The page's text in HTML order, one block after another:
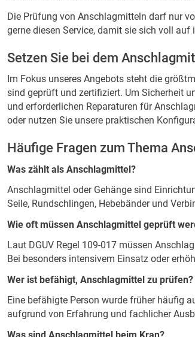
Die Prüfung von Anschlagmitteln darf nur
gerne diesen Service, damit sie sich voll
Setzen Sie bei dem
Im Fokus unseres Angebots steht die
sind geprüft und zertifiziert. Um Sicherheit
und erforderlichen Reparaturen für
oder nutzen Sie unsere praktischen
Häufige Fragen zum Thema
Was zählt als Anschlagmittel?
Anschlagmittel oder Gehänge sind
Seile, Rundschlingen, Hebebänder und
Wie oft müssen Anschlagmittel geprüft
Laut DGUV Regel 109-017 müssen
Bei besonders intensivem Einsatz oder
Wer ist befähigt, Anschlagmittel zu prüfen?
Eine befähigte Person wurde früher häufig
aufgrund von Erfahrung und fachlicher